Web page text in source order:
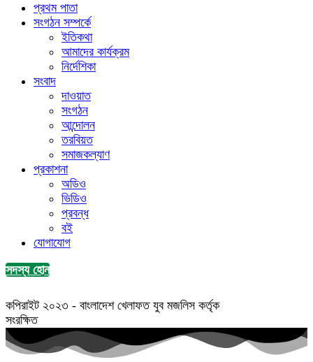
প্রথম পাতা
সংগঠন সম্পর্কে
ইতিকথা
আমাদের কার্যক্রম
নির্দেশিকা
সংবাদ
দাওয়াত
সংগঠন
আন্দোলন
তরবিয়ত
সমাজকল্যাণ
প্রকাশনা
অডিও
ভিডিও
প্রবন্ধ
বই
যোগাযোগ
সদস্য হোন
কপিরাইট ২০২৩ - বাংলাদেশ খেলাফত যুব মজলিস কর্তৃক
সংরক্ষিত